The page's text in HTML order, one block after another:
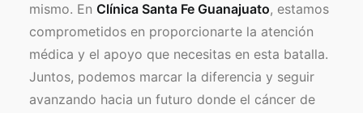
mismo. En Clínica Santa Fe Guanajuato, estamos
comprometidos en proporcionarte la atención
médica y el apoyo que necesitas en esta batalla.
Juntos, podemos marcar la diferencia y seguir
avanzando hacia un futuro donde el cáncer de